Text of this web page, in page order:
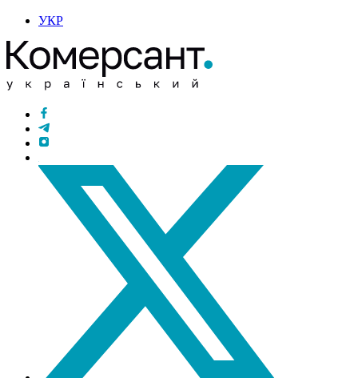
УКР